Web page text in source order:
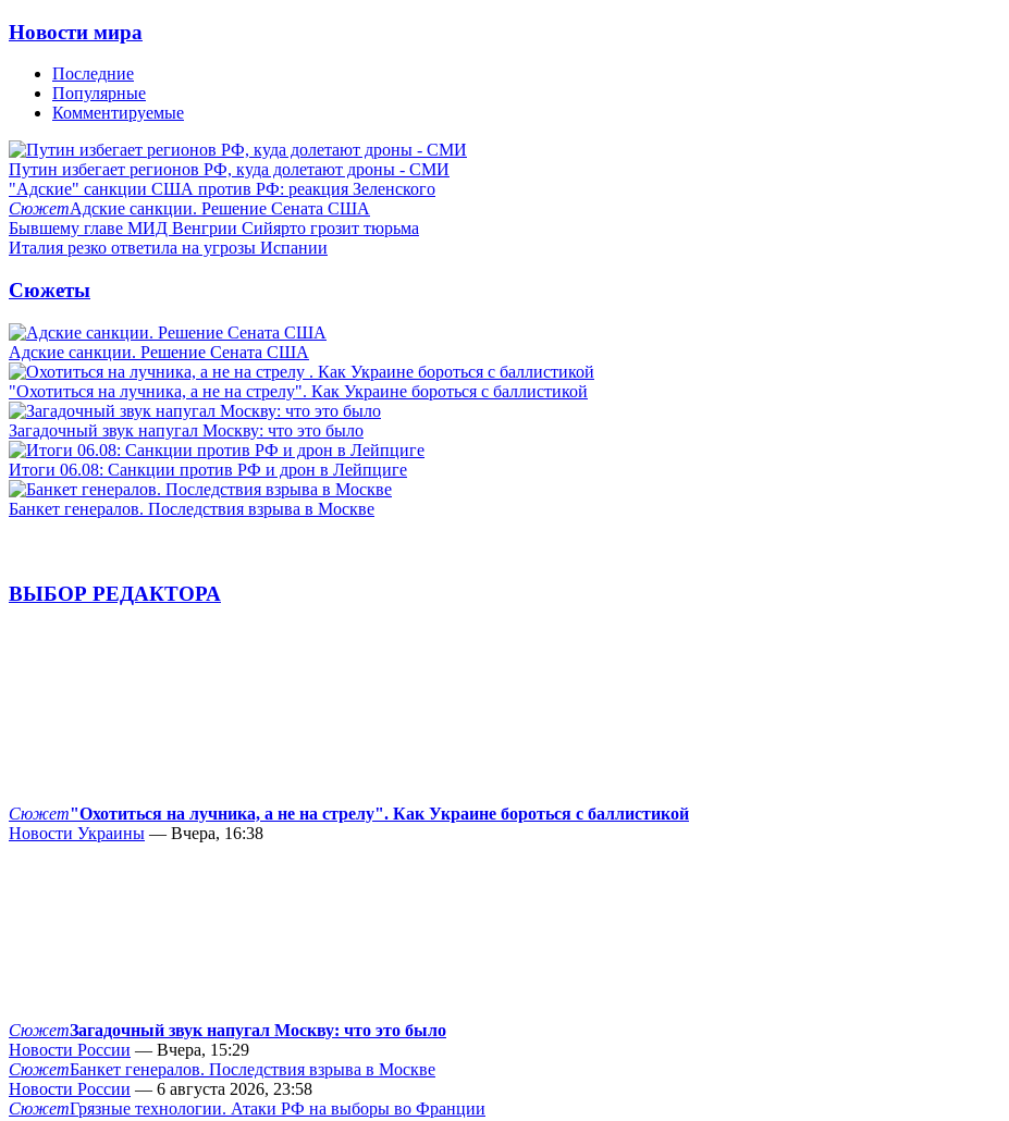
Новости мира
Последние
Популярные
Комментируемые
Путин избегает регионов РФ, куда долетают дроны - СМИ
"Адские" санкции США против РФ: реакция Зеленского
СюжетАдские санкции. Решение Сената США
Бывшему главе МИД Венгрии Сийярто грозит тюрьма
Италия резко ответила на угрозы Испании
Сюжеты
Адские санкции. Решение Сената США
"Охотиться на лучника, а не на стрелу". Как Украине бороться с баллистикой
Загадочный звук напугал Москву: что это было
Итоги 06.08: Санкции против РФ и дрон в Лейпциге
Банкет генералов. Последствия взрыва в Москве
ВЫБОР РЕДАКТОРА
Сюжет"Охотиться на лучника, а не на стрелу". Как Украине бороться с баллистикой
Новости Украины — Вчера, 16:38
СюжетЗагадочный звук напугал Москву: что это было
Новости России — Вчера, 15:29
СюжетБанкет генералов. Последствия взрыва в Москве
Новости России — 6 августа 2026, 23:58
СюжетГрязные технологии. Атаки РФ на выборы во Франции